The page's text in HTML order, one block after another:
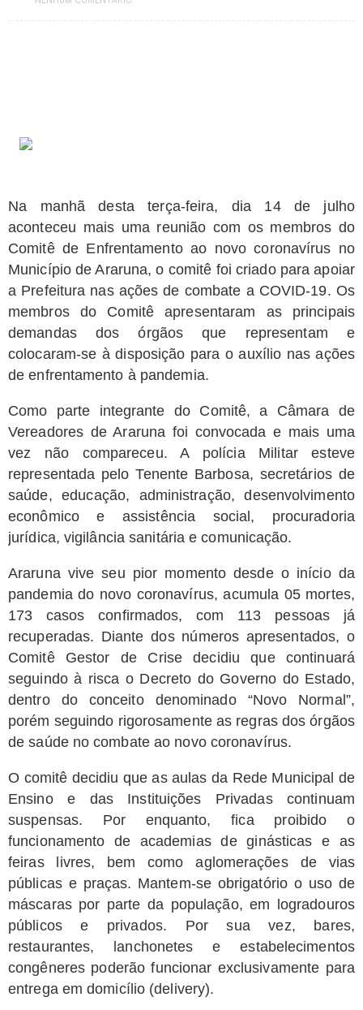
Paraíba tem mais de 320 vagas abertas em concursos públicos;
Reis e Rainhas do forró serão homenageados no São Pedro de Caiçara
compromisso com a qualidade do ensino
Na manhã desta terça-feira, dia 14 de julho
aconteceu mais uma reunião com os membros do
Comitê de Enfrentamento ao novo coronavírus no
Município de Araruna, o comitê foi criado para apoiar
a Prefeitura nas ações de combate a COVID-19. Os
membros do Comitê apresentaram as principais
demandas dos órgãos que representam e
colocaram-se à disposição para o auxílio nas ações
de enfrentamento à pandemia.
Como parte integrante do Comitê, a Câmara de
Vereadores de Araruna foi convocada e mais uma
vez não compareceu. A polícia Militar esteve
representada pelo Tenente Barbosa, secretários de
saúde, educação, administração, desenvolvimento
econômico e assistência social, procuradoria
jurídica, vigilância sanitária e comunicação.
Araruna vive seu pior momento desde o início da
pandemia do novo coronavírus, acumula 05 mortes,
173 casos confirmados, com 113 pessoas já
recuperadas. Diante dos números apresentados, o
Comitê Gestor de Crise decidiu que continuará
seguindo à risca o Decreto do Governo do Estado,
dentro do conceito denominado “Novo Normal”,
porém seguindo rigorosamente as regras dos órgãos
de saúde no combate ao novo coronavírus.
O comitê decidiu que as aulas da Rede Municipal de
Ensino e das Instituições Privadas continuam
suspensas. Por enquanto, fica proibido o
funcionamento de academias de ginásticas e as
feiras livres, bem como aglomerações de vias
públicas e praças. Mantem-se obrigatório o uso de
máscaras por parte da população, em logradouros
públicos e privados. Por sua vez, bares,
restaurantes, lanchonetes e estabelecimentos
congêneres poderão funcionar exclusivamente para
entrega em domicílio (delivery).